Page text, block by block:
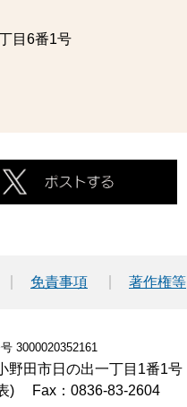
目6番1号
免責事項 著作権等
3000020352161
野田市日の出一丁目1番1号
)
Fax：0836-83-2604